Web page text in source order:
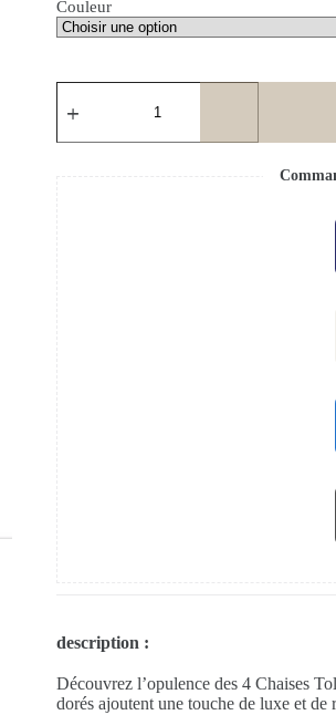
Couleur
description :
Découvrez l’opulence des 4 Chaises
dorés ajoutent une touche de luxe et de